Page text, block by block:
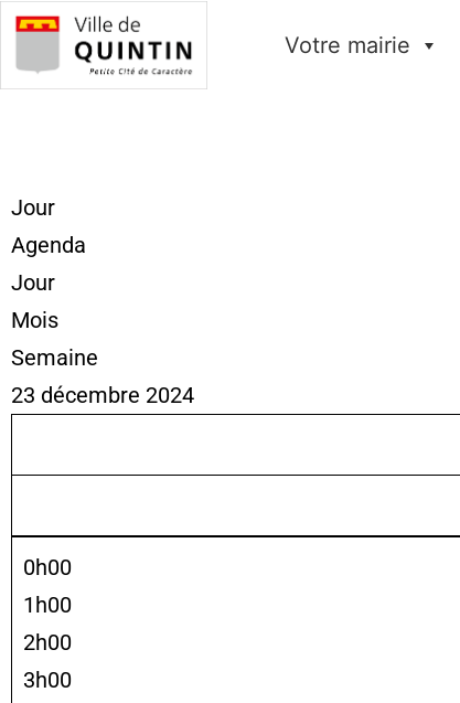
Votre mairie
Jour
Agenda
Jour
Mois
Semaine
23 décembre 2024
0h00
1h00
2h00
3h00